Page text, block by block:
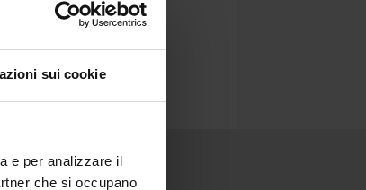
sui cookie
e per analizzare il
che si occupano
Social Network